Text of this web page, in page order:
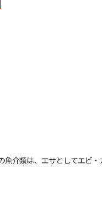
介類は、エサとしてエビ・